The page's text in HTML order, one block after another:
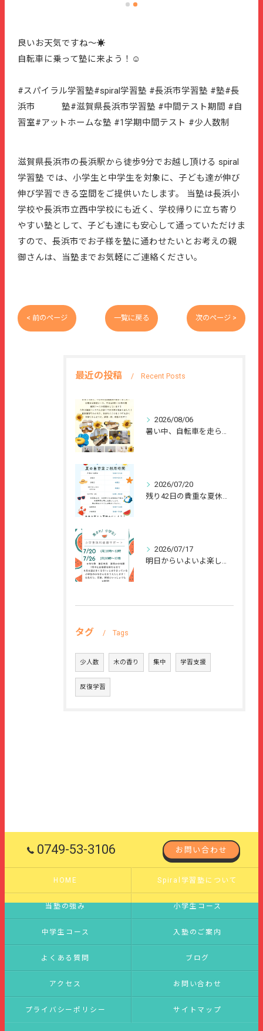
良いお天気ですね～☀
自転車に乗って塾に来よう！☺️
#スパイラル学習塾#spiral学習塾 #長浜市学習塾 #塾#長
浜市 塾#滋賀県長浜市学習塾 #中間テスト期間 #自
習室#アットホームな塾 #1学期中間テスト #少人数制
滋賀県長浜市の長浜駅から徒歩9分でお越し頂ける spiral
学習塾 では、小学生と中学生を対象に、子ども達が伸び
伸び学習できる空間をご提供いたします。 当塾は長浜小
学校や長浜市立西中学校にも近く、学校帰りに立ち寄り
やすい塾として、子ども達にも安心して通っていただけま
すので、長浜市でお子様を塾に通わせたいとお考えの親
御さんは、当塾までお気軽にご連絡ください。
< 前のページ 一覧に戻る 次のページ >
最近の投稿 Recent Posts
2026/08/06
暑い中、自転車を走らせて、または、ご家族のご協力のもと、夏休...
2026/07/20
残り42日の貴重な夏休みを、
2026/07/17
明日からいよいよ楽しい夏休みが始まりますね🌻
タグ Tags
少人数 木の香り 集中 学習支援
反復学習
0749-53-3106 お問い合わせ
HOME Spiral学習塾について
当塾の強み 小学生コース
中学生コース 入塾のご案内
よくある質問 ブログ
アクセス お問い合わせ
プライバシーポリシー サイトマップ